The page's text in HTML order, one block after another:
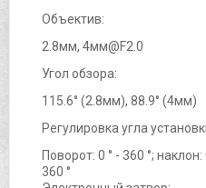
Объектив:
2.8мм, 4мм@F2.0
Угол обзора:
115.6° (2.8мм), 88.9° (4мм)
Регулировка угла
Поворот: 0 ° - 360 °;
360 °